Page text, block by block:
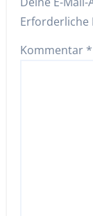
Erforderliche
Kommentar *